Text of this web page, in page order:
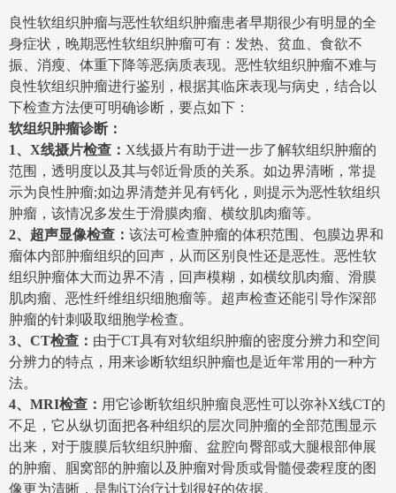
良性软组织肿瘤与恶性软组织肿瘤患者早期很少有明显的全
身症状，晚期恶性软组织肿瘤可有：发热、贫血、食欲不
振、消瘦、体重下降等恶病质表现。恶性软组织肿瘤不难与
良性软组织肿瘤进行鉴别，根据其临床表现与病史，结合以
下检查方法便可明确诊断，要点如下：
软组织肿瘤诊断：
1、X线摄片检查： X线摄片有助于进一步了解软组织肿瘤的
范围，透明度以及其与邻近骨质的关系。如边界清晰，常提
示为良性肿瘤;如边界清楚并见有钙化，则提示为恶性软组织
肿瘤，该情况多发生于滑膜肉瘤、横纹肌肉瘤等。
2、超声显像检查： 该法可检查肿瘤的体积范围、包膜边界和
瘤体内部肿瘤组织的回声，从而区别良性还是恶性。恶性软
组织肿瘤体大而边界不清，回声模糊，如横纹肌肉瘤、滑膜
肌肉瘤、恶性纤维组织细胞瘤等。超声检查还能引导作深部
肿瘤的针刺吸取细胞学检查。
3、CT检查： 由于CT具有对软组织肿瘤的密度分辨力和空间
分辨力的特点，用来诊断软组织肿瘤也是近年常用的一种方
法。
4、MRI检查： 用它诊断软组织肿瘤良恶性可以弥补X线CT的
不足，它从纵切面把各种组织的层次同肿瘤的全部范围显示
出来，对于腹膜后软组织肿瘤、盆腔向臀部或大腿根部伸展
的肿瘤、腘窝部的肿瘤以及肿瘤对骨质或骨髓侵袭程度的图
像更为清晰，是制订治疗计划很好的依据。